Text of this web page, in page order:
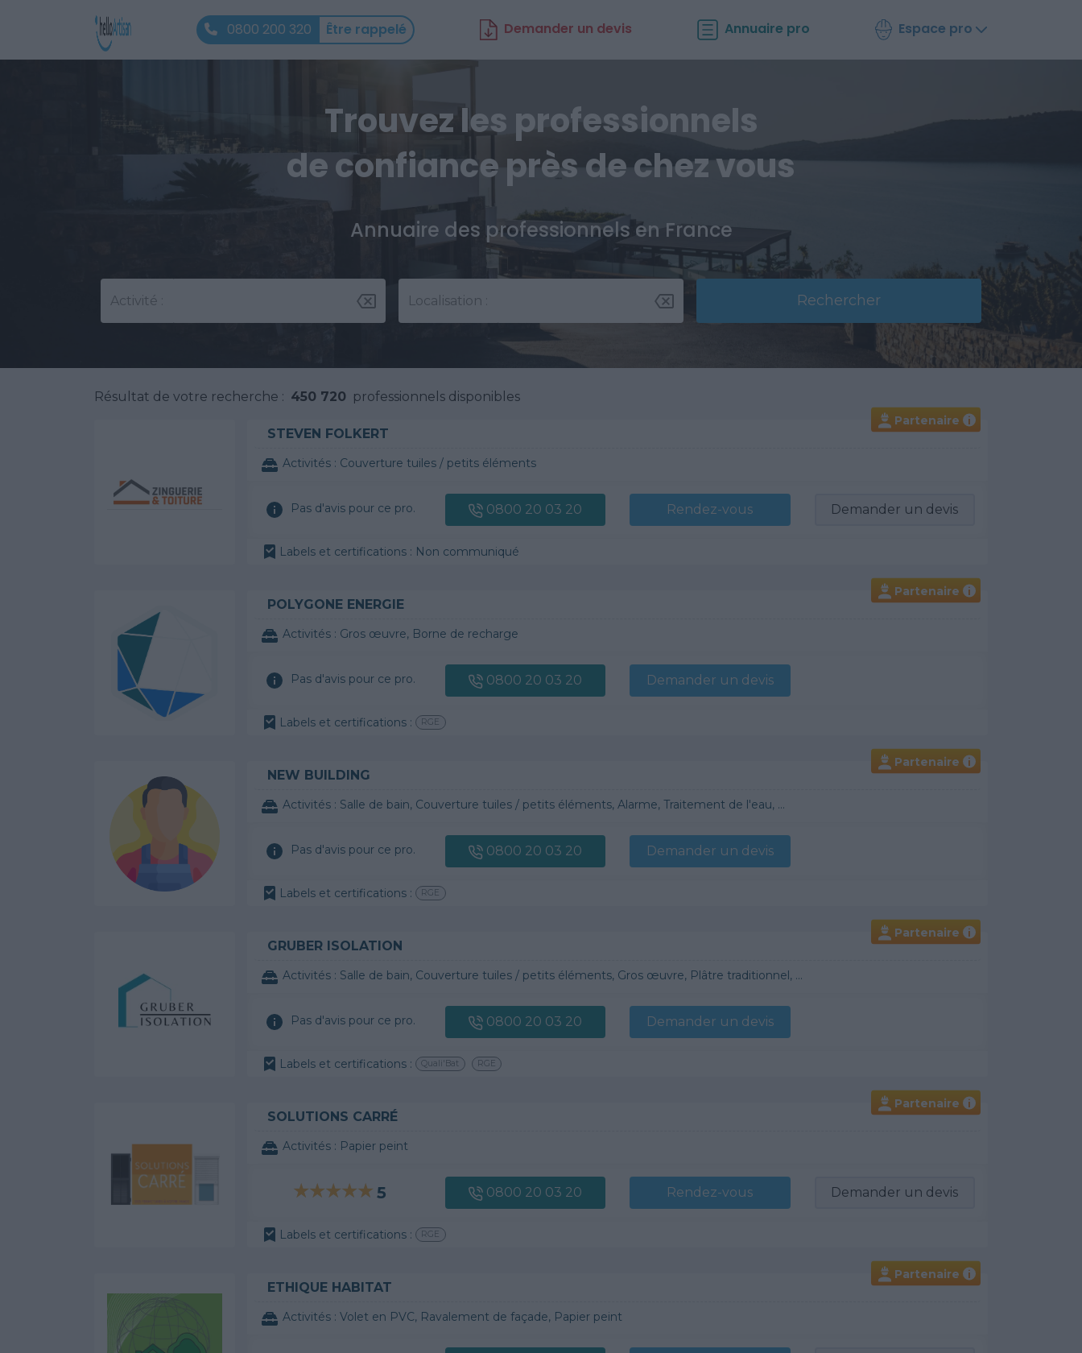
0800 200 320 Être rappelé Demander un devis Annuaire pro Espace pro
Trouvez les professionnels
de confiance près de chez vous
Annuaire des professionnels en France
Activité : Localisation : Rechercher
Résultat de votre recherche : 450 720 professionnels disponibles
Partenaire i
STEVEN FOLKERT
Activités : Couverture tuiles / petits éléments
Pas d'avis pour ce pro. 0800 20 03 20 Rendez-vous Demander un devis
Labels et certifications : Non communiqué
Partenaire i
POLYGONE ENERGIE
Activités : Gros œuvre, Borne de recharge
Pas d'avis pour ce pro. 0800 20 03 20 Demander un devis
Labels et certifications : RGE
Partenaire i
NEW BUILDING
Activités : Salle de bain, Couverture tuiles / petits éléments, Alarme, Traitement de l'eau, ...
Pas d'avis pour ce pro. 0800 20 03 20 Demander un devis
Labels et certifications : RGE
Partenaire i
GRUBER ISOLATION
Activités : Salle de bain, Couverture tuiles / petits éléments, Gros œuvre, Plâtre traditionnel, ...
Pas d'avis pour ce pro. 0800 20 03 20 Demander un devis
Labels et certifications : Quali'Bat RGE
Partenaire i
SOLUTIONS CARRÉ
Activités : Papier peint
5 0800 20 03 20 Rendez-vous Demander un devis
Labels et certifications : RGE
Partenaire i
ETHIQUE HABITAT
Activités : Volet en PVC, Ravalement de façade, Papier peint